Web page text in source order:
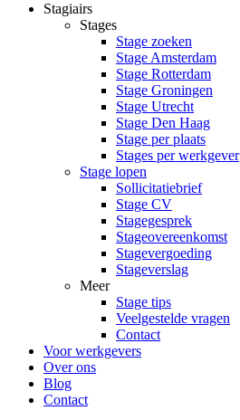
Stagiairs
Stages
Stage zoeken
Stage Amsterdam
Stage Rotterdam
Stage Groningen
Stage Utrecht
Stage Den Haag
Stage per plaats
Stages per werkgever
Stage lopen
Sollicitatiebrief
Stage CV
Stagegesprek
Stageovereenkomst
Stagevergoeding
Stageverslag
Meer
Stage tips
Veelgestelde vragen
Contact
Voor werkgevers
Over ons
Blog
Contact